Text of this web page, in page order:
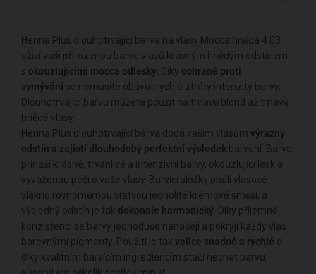
Henna Plus dlouhotrvající barva na vlasy Mocca hnědá 4.03
oživí vaši přirozenou barvu vlasů krásným hnědým odstínem
s okouzlujícími mocca odlesky . Díky ochraně proti
vymývání se nemusíte obávat rychlé ztráty intenzity barvy.
Dlouhotrvající barvu můžete použít na tmavě blond až tmavě
hnědé vlasy.
Henna Plus dlouhotrvající barva dodá vašim vlasům výrazný
odstín a zajistí dlouhodobý perfektní výsledek barvení. Barva
přináší krásné, trvanlivé a intenzivní barvy, okouzlující lesk a
vyváženou péči o vaše vlasy. Barvící složky obalí vlasové
vlákno rovnoměrnou vrstvou jednolité krémové směsi, a
výsledný odstín je tak dokonale harmonický . Díky příjemné
konzistenci se barvy jednoduše nanášejí a pokryjí každý vlas
barevnými pigmenty. Použití je tak velice snadné a rychlé a
díky kvalitním barvícím ingrediencím stačí nechat barvu